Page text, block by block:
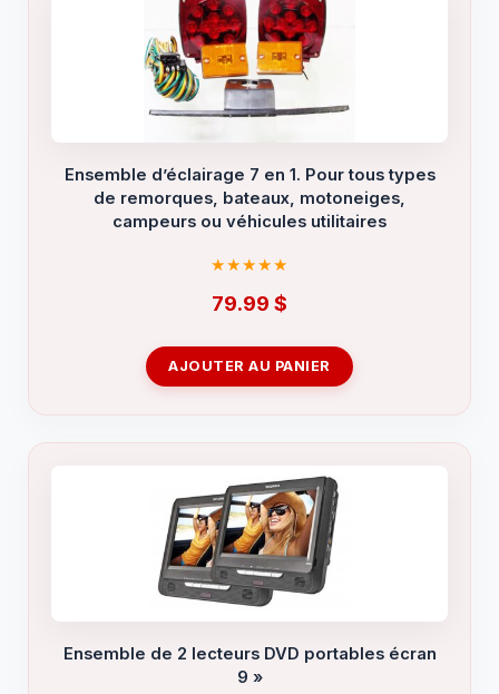
Ensemble d’éclairage 7 en 1. Pour tous types
de remorques, bateaux, motoneiges,
campeurs ou véhicules utilitaires
79.99 $
AJOUTER AU PANIER
Ensemble de 2 lecteurs DVD portables écran
9 »